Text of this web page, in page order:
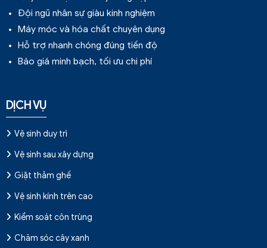
Đội ngũ nhân sự giàu kinh nghiệm
Máy móc và hóa chất chuyên dụng
Hỗ trợ nhanh chóng đúng tiến độ
Báo giá minh bạch, tối ưu chi phí
DỊCH VỤ
Vệ sinh duy trì
Vệ sinh sau xây dựng
Giặt thảm ghế
Vệ sinh kính trên cao
Kiểm soát côn trùng
Chăm sóc cây xanh